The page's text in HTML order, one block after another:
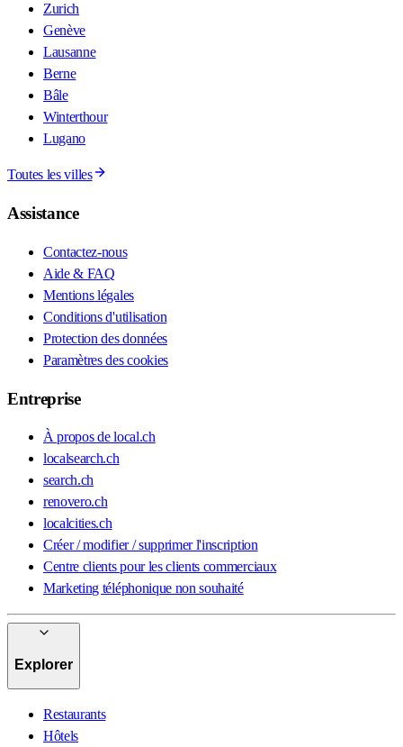
Zurich
Genève
Lausanne
Berne
Bâle
Winterthour
Lugano
Toutes les villes
Assistance
Contactez-nous
Aide & FAQ
Mentions légales
Conditions d'utilisation
Protection des données
Paramètres des cookies
Entreprise
À propos de local.ch
localsearch.ch
search.ch
renovero.ch
localcities.ch
Créer / modifier / supprimer l'inscription
Centre clients pour les clients commerciaux
Marketing téléphonique non souhaité
Explorer
Restaurants
Hôtels